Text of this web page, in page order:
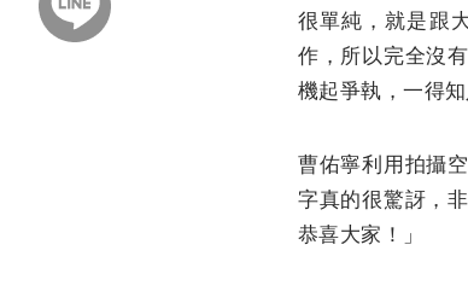
很單純，就是跟
作，所以完全沒
機起爭執，一得
曹佑寧利用拍攝
字真的很驚訝，
恭喜大家！」